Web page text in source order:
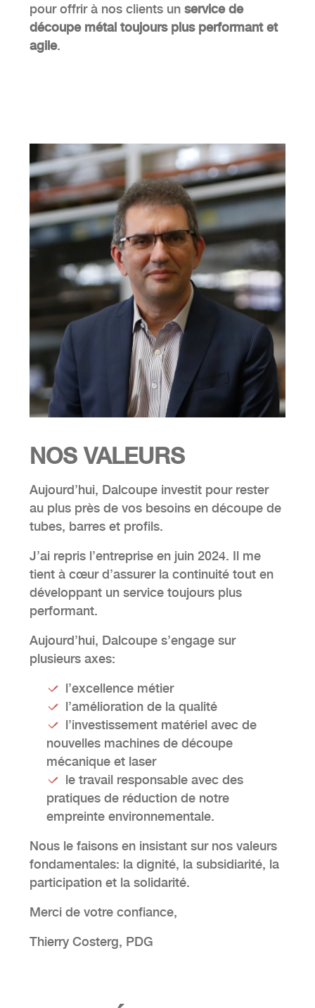
pour offrir à nos clients unservice de
découpe métal toujours plus performant et
agile.
NOSVALEURS
Aujourd’hui, Dalcoupe investit pour rester
au plus près de vos besoins en découpe de
tubes, barres et profils.
J’ai repris l’entreprise en juin 2024. Il me
tient à cœur d’assurer la continuité tout en
développant un service toujours plus
performant.
Aujourd’hui, Dalcoupe s’engage sur
plusieurs axes:
l’excellence métier
l’amélioration de la qualité
l’investissement matériel avec de
nouvelles machines de découpe
mécanique et laser
le travail responsable avec des
pratiques de réduction de notre
empreinte environnementale.
Nous le faisons en insistant sur nos valeurs
fondamentales: la dignité, la subsidiarité, la
participation et la solidarité.
Merci de votre confiance,
Thierry Costerg, PDG